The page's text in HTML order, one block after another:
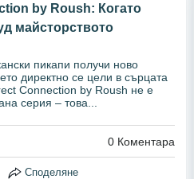
by Roush: Когато
майсторството
пикапи получи ново
директно се цели в сърцата
Connection by Roush не е
серия – това...
0 Коментара
Споделяне